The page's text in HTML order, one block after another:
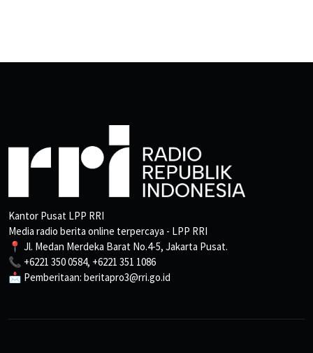
Kantor Pusat LPP RRI
Media radio berita online terpercaya - LPP RRI
📍 Jl. Medan Merdeka Barat No.4-5, Jakarta Pusat.
📞 +6221 350 0584, +6221 351 1086
📩 Pemberitaan: beritapro3@rri.go.id